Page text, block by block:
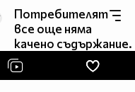
Потребителят
все още няма
качено съдържание.